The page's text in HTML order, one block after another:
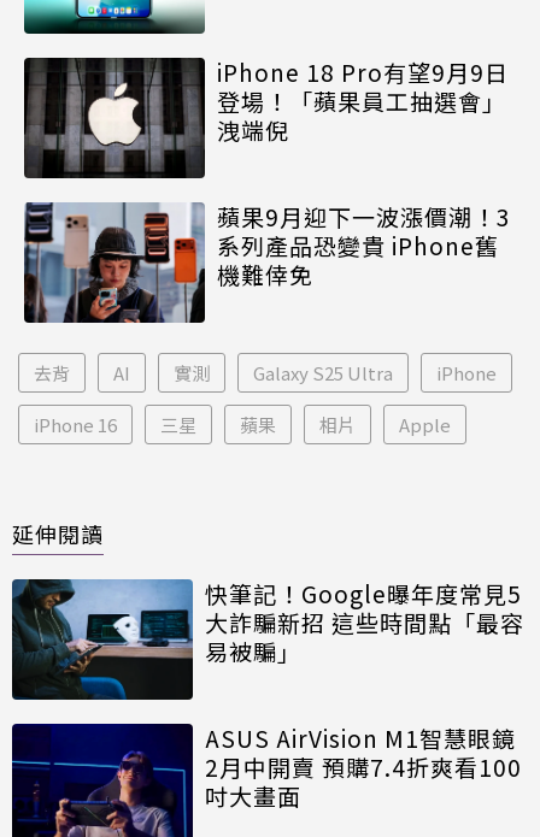
iPhone 18 Pro有望9月9日
登場！「蘋果員工抽選會」
洩端倪
蘋果9月迎下一波漲價潮！3
系列產品恐變貴 iPhone舊
機難倖免
去背 AI 實測 Galaxy S25 Ultra iPhone
iPhone 16 三星 蘋果 相片 Apple
延伸閱讀
快筆記！Google曝年度常見5
大詐騙新招 這些時間點「最容
易被騙」
ASUS AirVision M1智慧眼鏡
2月中開賣 預購7.4折爽看100
吋大畫面